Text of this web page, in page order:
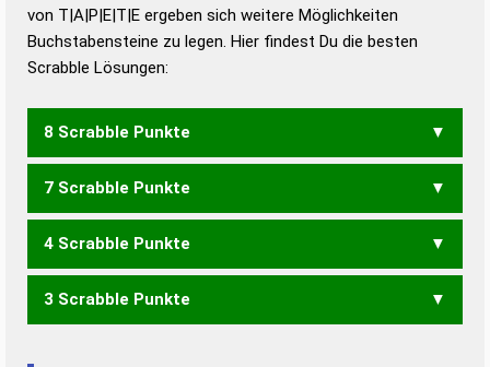
Duden – Die deutsche Grammatik
Duden – Deutsches
von T|A|P|E|T|E ergeben sich weitere Möglichkeiten
Buchstabensteine zu legen. Hier findest Du die besten
Scrabble Lösungen:
8 Scrabble Punkte
PATTE TAPTE
7 Scrabble Punkte
PATE PATT TAPT
4 Scrabble Punkte
ETAT
3 Scrabble Punkte